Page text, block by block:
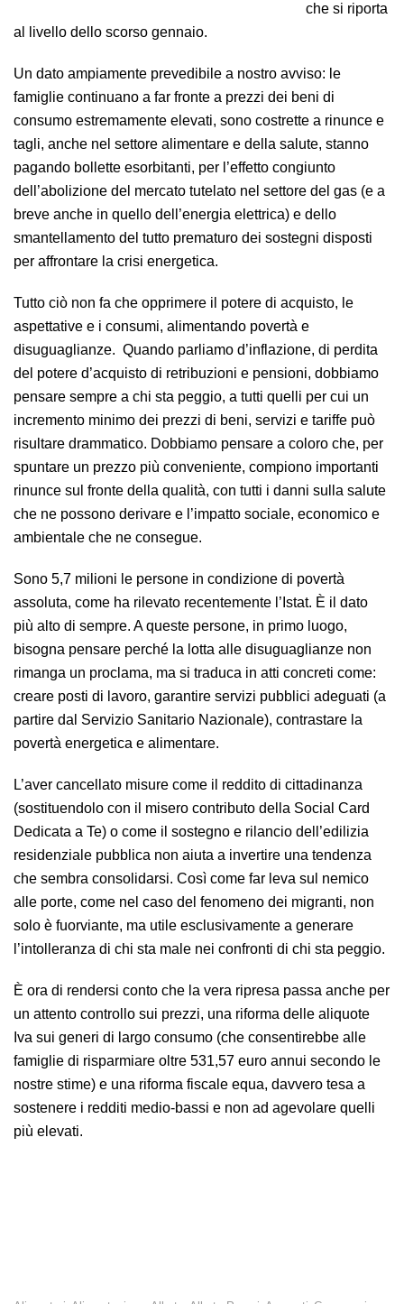
che si riporta
al livello dello scorso gennaio.
Un dato ampiamente prevedibile a nostro avviso: le
famiglie continuano a far fronte a prezzi dei beni di
consumo estremamente elevati, sono costrette a rinunce e
tagli, anche nel settore alimentare e della salute, stanno
pagando bollette esorbitanti, per l’effetto congiunto
dell’abolizione del mercato tutelato nel settore del gas (e a
breve anche in quello dell’energia elettrica) e dello
smantellamento del tutto prematuro dei sostegni disposti
per affrontare la crisi energetica.
Tutto ciò non fa che opprimere il potere di acquisto, le
aspettative e i consumi, alimentando povertà e
disuguaglianze. Quando parliamo d’inflazione, di perdita
del potere d’acquisto di retribuzioni e pensioni, dobbiamo
pensare sempre a chi sta peggio, a tutti quelli per cui un
incremento minimo dei prezzi di beni, servizi e tariffe può
risultare drammatico. Dobbiamo pensare a coloro che, per
spuntare un prezzo più conveniente, compiono importanti
rinunce sul fronte della qualità, con tutti i danni sulla salute
che ne possono derivare e l’impatto sociale, economico e
ambientale che ne consegue.
Sono 5,7 milioni le persone in condizione di povertà
assoluta, come ha rilevato recentemente l’Istat. È il dato
più alto di sempre. A queste persone, in primo luogo,
bisogna pensare perché la lotta alle disuguaglianze non
rimanga un proclama, ma si traduca in atti concreti come:
creare posti di lavoro, garantire servizi pubblici adeguati (a
partire dal Servizio Sanitario Nazionale), contrastare la
povertà energetica e alimentare.
L’aver cancellato misure come il reddito di cittadinanza
(sostituendolo con il misero contributo della Social Card
Dedicata a Te) o come il sostegno e rilancio dell’edilizia
residenziale pubblica non aiuta a invertire una tendenza
che sembra consolidarsi. Così come far leva sul nemico
alle porte, come nel caso del fenomeno dei migranti, non
solo è fuorviante, ma utile esclusivamente a generare
l’intolleranza di chi sta male nei confronti di chi sta peggio.
È ora di rendersi conto che la vera ripresa passa anche per
un attento controllo sui prezzi, una riforma delle aliquote
Iva sui generi di largo consumo (che consentirebbe alle
famiglie di risparmiare oltre 531,57 euro annui secondo le
nostre stime) e una riforma fiscale equa, davvero tesa a
sostenere i redditi medio-bassi e non ad agevolare quelli
più elevati.